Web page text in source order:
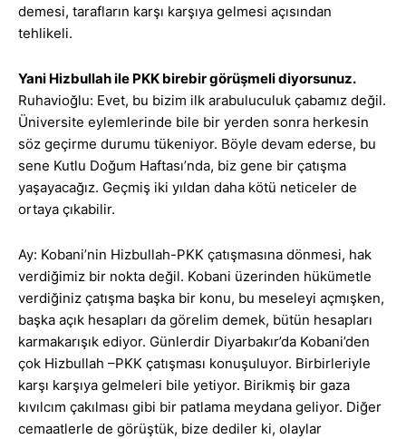
demesi, tarafların karşı karşıya gelmesi açısından
tehlikeli.
Yani Hizbullah ile PKK birebir görüşmeli diyorsunuz.
Ruhavioğlu: Evet, bu bizim ilk arabuluculuk çabamız değil.
Üniversite eylemlerinde bile bir yerden sonra herkesin
söz geçirme durumu tükeniyor. Böyle devam ederse, bu
sene Kutlu Doğum Haftası’nda, biz gene bir çatışma
yaşayacağız. Geçmiş iki yıldan daha kötü neticeler de
ortaya çıkabilir.
Ay: Kobani’nin Hizbullah-PKK çatışmasına dönmesi, hak
verdiğimiz bir nokta değil. Kobani üzerinden hükümetle
verdiğiniz çatışma başka bir konu, bu meseleyi açmışken,
başka açık hesapları da görelim demek, bütün hesapları
karmakarışık ediyor. Günlerdir Diyarbakır’da Kobani’den
çok Hizbullah –PKK çatışması konuşuluyor. Birbirleriyle
karşı karşıya gelmeleri bile yetiyor. Birikmiş bir gaza
kıvılcım çakılması gibi bir patlama meydana geliyor. Diğer
cemaatlerle de görüştük, bize dediler ki, olaylar